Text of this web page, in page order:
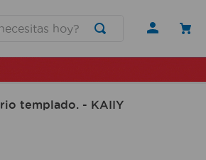
templado. - KAIIY